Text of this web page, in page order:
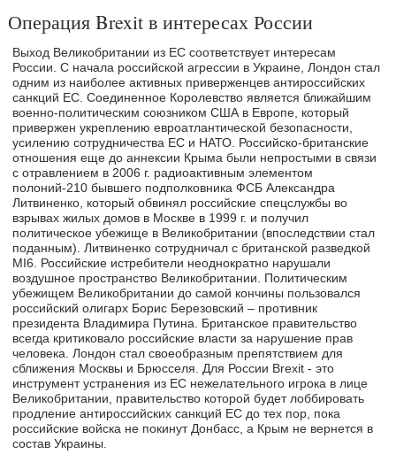
Операция Brexit в интересах России
Выход Великобритании из ЕС соответствует интересам
России. С начала российской агрессии в Украине, Лондон стал
одним из наиболее активных приверженцев антироссийских
санкций ЕС. Соединенное Королевство является ближайшим
военно-политическим союзником США в Европе, который
привержен укреплению евроатлантической безопасности,
усилению сотрудничества ЕС и НАТО. Российско-британские
отношения еще до аннексии Крыма были непростыми в связи
с отравлением в 2006 г. радиоактивным элементом
полоний-210 бывшего подполковника ФСБ Александра
Литвиненко, который обвинял российские спецслужбы во
взрывах жилых домов в Москве в 1999 г. и получил
политическое убежище в Великобритании (впоследствии стал
поданным). Литвиненко сотрудничал с британской разведкой
MI6. Российские истребители неоднократно нарушали
воздушное пространство Великобритании. Политическим
убежищем Великобритании до самой кончины пользовался
российский олигарх Борис Березовский – противник
президента Владимира Путина. Британское правительство
всегда критиковало российские власти за нарушение прав
человека. Лондон стал своеобразным препятствием для
сближения Москвы и Брюсселя. Для России Brexit - это
инструмент устранения из ЕС нежелательного игрока в лице
Великобритании, правительство которой будет лоббировать
продление антироссийских санкций ЕС до тех пор, пока
российские войска не покинут Донбасс, а Крым не вернется в
состав Украины.